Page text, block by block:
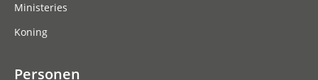
Ministeries
Koning
Personen